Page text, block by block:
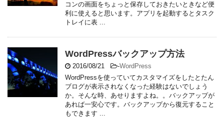
コンの画面をちょっと保存しておきたいときなど便
利に使えると思います。アプリを起動するとタスク
トレイに表 ...
WordPressバックアップ方法
2016/08/21 -WordPress
WordPressを使っていてカスタマイズをしたとたん
ブログが表示されなくなった経験はないでしょう
か。そんな時、あせりますよね。。バックアップが
あれば一安心です。バックアップから復元すること
もできます ...